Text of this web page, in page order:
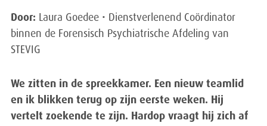
Door: Laura Goedee • Dienstverlenend Coördinator
binnen de Forensisch Psychiatrische Afdeling van
STEVIG
We zitten in de spreekkamer. Een nieuw teamlid
en ik blikken terug op zijn eerste weken. Hij
vertelt zoekende te zijn. Hardop vraagt hij zich af